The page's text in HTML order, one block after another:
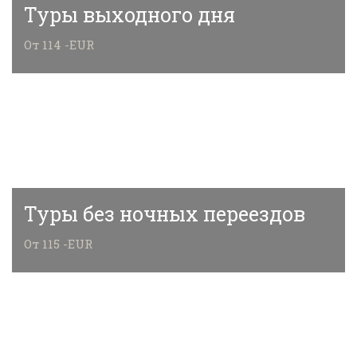
Туры выходного дня
От 114 -EUR
Туры без ночных переездов
От 115 -EUR